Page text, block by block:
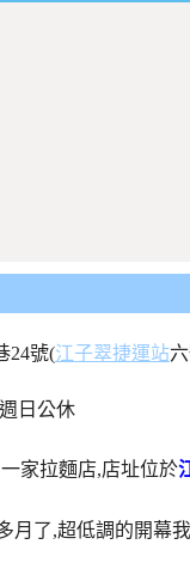
24號(江子翠捷運站
日公休
家拉麵店,店址位於
月了,超低調的開幕